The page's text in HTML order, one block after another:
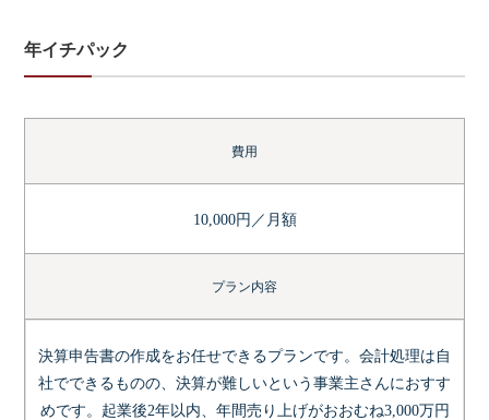
年イチパック
費用
10,000円／月額
プラン内容
決算申告書の作成をお任せできるプランです。会計処理は自
社でできるものの、決算が難しいという事業主さんにおすす
めです。起業後2年以内、年間売り上げがおおむね3,000万円